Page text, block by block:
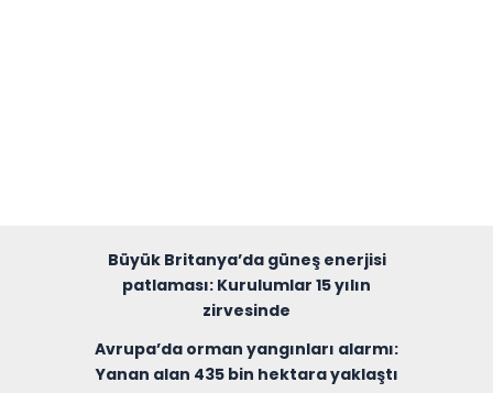
Büyük Britanya’da güneş enerjisi
patlaması: Kurulumlar 15 yılın
zirvesinde
Avrupa’da orman yangınları alarmı:
Yanan alan 435 bin hektara yaklaştı